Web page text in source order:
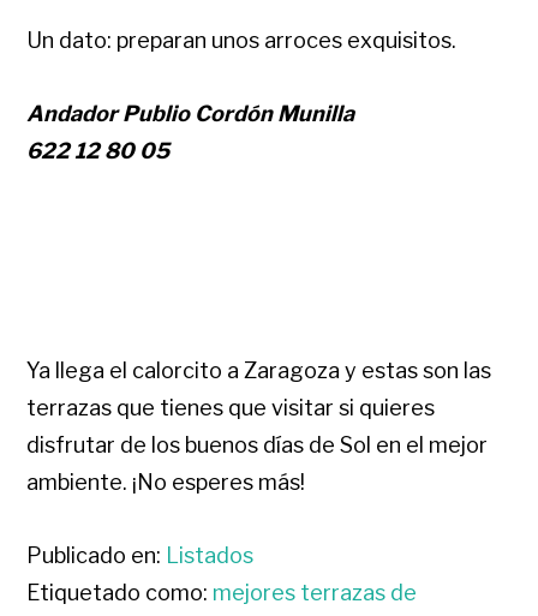
Un dato: preparan unos arroces exquisitos.
Andador Publio Cordón Munilla
622 12 80 05
Ya llega el calorcito a Zaragoza y estas son las
terrazas que tienes que visitar si quieres
disfrutar de los buenos días de Sol en el mejor
ambiente. ¡No esperes más!
Publicado en: Listados
Etiquetado como: mejores terrazas de